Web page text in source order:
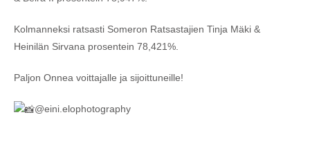
Kolmanneksi ratsasti Someron Ratsastajien Tinja Mäki &
Heinilän Sirvana prosentein 78,421%.
Paljon Onnea voittajalle ja sijoittuneille!
@eini.elophotography